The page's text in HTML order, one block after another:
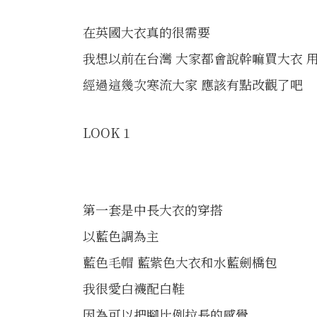
在英國大衣真的很需要
我想以前在台灣 大家都會說幹嘛買大衣
經過這幾次寒流大家 應該有點改觀了吧
LOOK 1
第一套是中長大衣的穿搭
以藍色調為主
藍色毛帽 藍紫色大衣和水藍劍橋包
我很愛白襪配白鞋